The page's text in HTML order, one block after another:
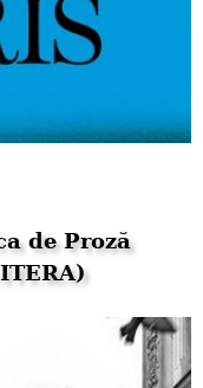
de Proză